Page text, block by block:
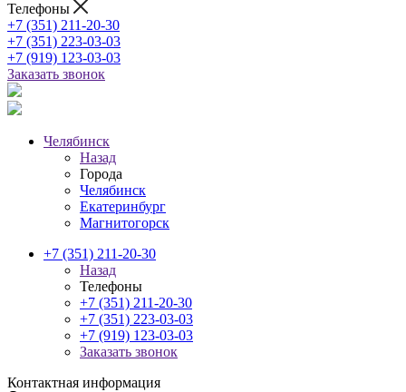
Телефоны
+7 (351) 211-20-30
+7 (351) 223-03-03
+7 (919) 123-03-03
Заказать звонок
Челябинск
Назад
Города
Челябинск
Екатеринбург
Магнитогорск
+7 (351) 211-20-30
Назад
Телефоны
+7 (351) 211-20-30
+7 (351) 223-03-03
+7 (919) 123-03-03
Заказать звонок
Контактная информация